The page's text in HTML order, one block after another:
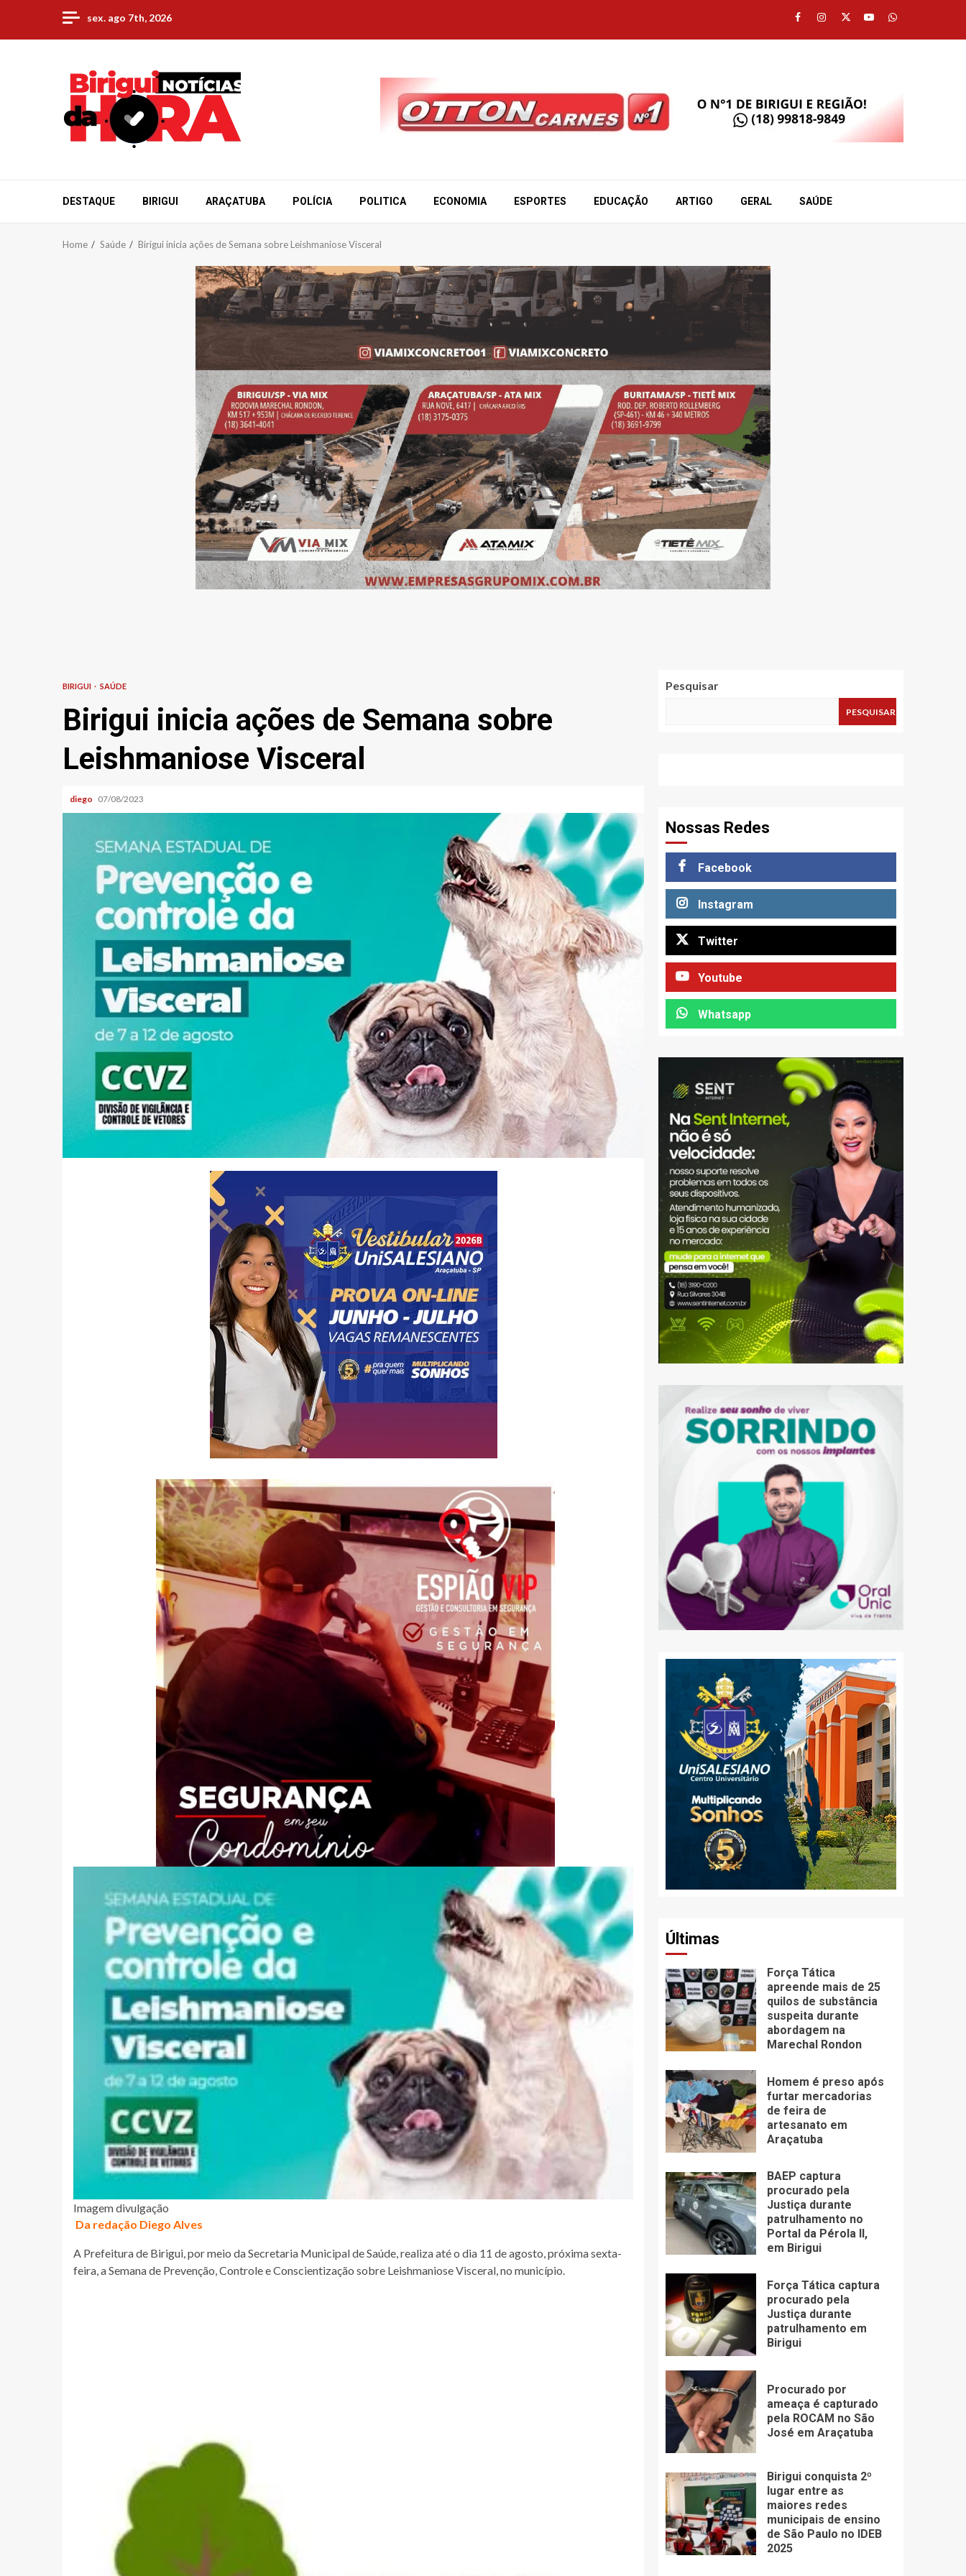
content
sex. ago 7th, 2026 Facebook
Instagram
TwitterYoutubeWhatsapp
DESTAQUE BIRIGUI ARAÇATUBA POLÍCIA POLITICA ECONOMIA ESPORTES EDUCAÇÃO ARTIGO GERAL SAÚDE
Home Saúde Birigui inicia ações de Semana sobre Leishmaniose Visceral
BIRIGUI SAÚDE
Birigui inicia ações de Semana sobre
Leishmaniose Visceral
diego 07/08/2023
Imagem divulgação
Da redação Diego Alves
A Prefeitura de Birigui, por meio da Secretaria Municipal de Saúde, realiza até o dia 11 de agosto, próxima sexta-
feira, a Semana de Prevenção, Controle e Conscientização sobre Leishmaniose Visceral, no município.
Pesquisar
PESQUISAR
Nossas Redes
Facebook
Instagram
Twitter
Youtube
Whatsapp
Últimas
Força Tática
apreende mais de 25
quilos de substância
suspeita durante
abordagem na
Marechal Rondon
Homem é preso após
furtar mercadorias
de feira de
artesanato em
Araçatuba
BAEP captura
procurado pela
Justiça durante
patrulhamento no
Portal da Pérola ll,
em Birigui
Força Tática captura
procurado pela
Justiça durante
patrulhamento em
Birigui
Procurado por
ameaça é capturado
pela ROCAM no São
José em Araçatuba
Birigui conquista 2º
lugar entre as
maiores redes
municipais de ensino
de São Paulo no IDEB
2025